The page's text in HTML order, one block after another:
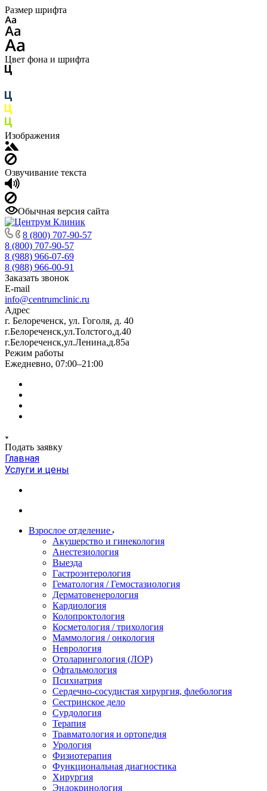
Размер шрифта
Цвет фона и шрифта
Изображения
Озвучивание текста
Обычная версия сайта
8 (800) 707-90-57
8 (800) 707-90-57
8 (988) 966-07-69
8 (988) 966-00-91
Заказать звонок
E-mail
info@centrumclinic.ru
Адрес
г. Белореченск, ул. Гоголя, д. 40
г.Белореченск,ул.Толстого,д.40
г.Белореченск,ул.Ленина,д.85а
Режим работы
Ежедневно, 07:00–21:00
Подать заявку
Главная
Услуги и цены
Взрослое отделение
Акушерство и гинекология
Анестезиология
Выезда
Гастроэнтерология
Гематология / Гемостазиология
Дерматовенерология
Кардиология
Колопроктология
Косметология / трихология
Маммология / онкология
Неврология
Отоларингология (ЛОР)
Офтальмология
Психиатрия
Сердечно-сосудистая хирургия, флебология
Сестринское дело
Сурдология
Терапия
Травматология и ортопедия
Урология
Физиотерапия
Функциональная диагностика
Хирургия
Эндокринология